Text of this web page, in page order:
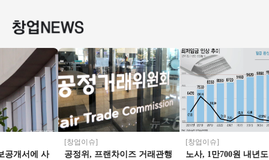
서에 사
[창업이슈]
공정위, 프랜차이즈 거래관행
[창업이슈]
노사, 1만700원 내년도 최